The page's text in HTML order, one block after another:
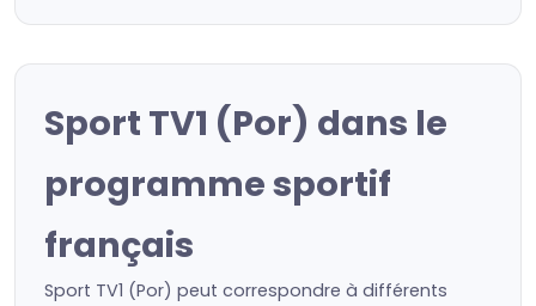
Sport TV1 (Por) dans le
programme sportif
français
Sport TV1 (Por) peut correspondre à différents